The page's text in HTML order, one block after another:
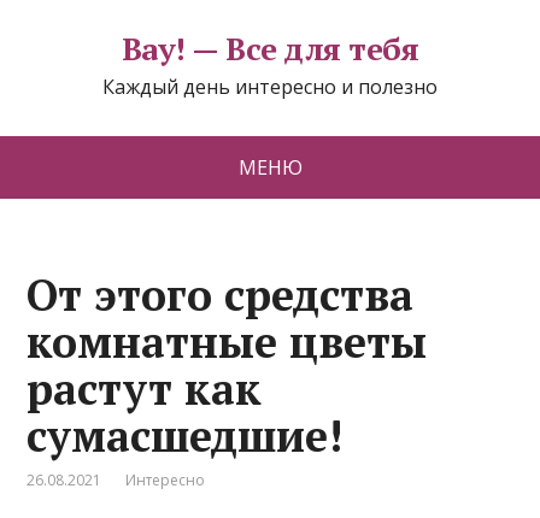
Вау! — Все для тебя
Каждый день интересно и полезно
МЕНЮ
От этого средства
комнатные цветы
растут как
сумасшедшие!
26.08.2021 Интересно